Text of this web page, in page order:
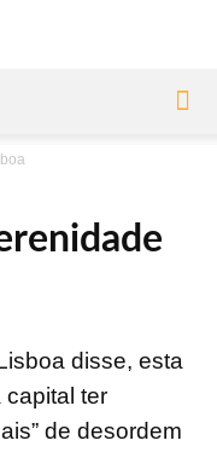
disse, esta
capital ter
de desordem